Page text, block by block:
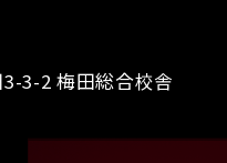
3-2 梅田総合校舎